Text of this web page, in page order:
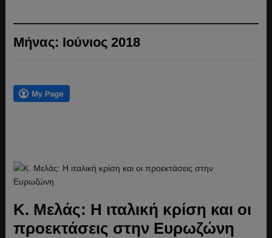
Μήνας: Ιούνιος 2018
Κ. Μελάς: Η ιταλική κρίση και οι
προεκτάσεις στην Ευρωζώνη